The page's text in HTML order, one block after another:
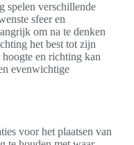
spelen verschillende
sfeer en
om na te denken
het best tot zijn
en richting kan
evenwichtige
voor het plaatsen van